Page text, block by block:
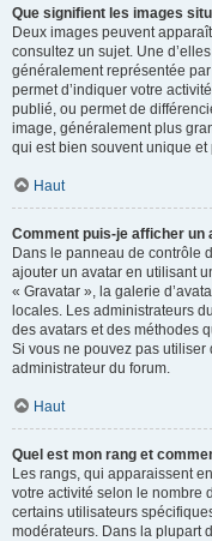
Que signifient les images
Deux images peuvent
consultez un sujet. Une
généralement représentée
permet d’indiquer votre
publié, ou permet de
image, généralement plus
qui est bien souvent unique
Haut
Comment puis-je afficher un
Dans le panneau de contrôle
ajouter un avatar en utilisant
« Gravatar », la galerie
locales. Les administrateurs
des avatars et des méthodes
Si vous ne pouvez pas utiliser
administrateur du forum.
Haut
Quel est mon rang et
Les rangs, qui apparaissent
votre activité selon le nombre
certains utilisateurs
modérateurs. Dans la plupart